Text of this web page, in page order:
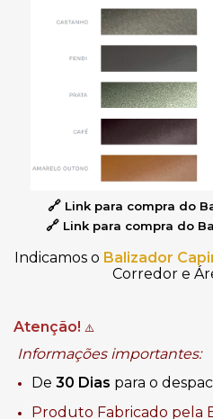
🔗 Link para compra do
🔗 Link para compra do
Indicamos o Balizador
Corredor e
Atenção! ⚠️
Informações importantes:
De 30 Dias para o
Produto Fabricado pela